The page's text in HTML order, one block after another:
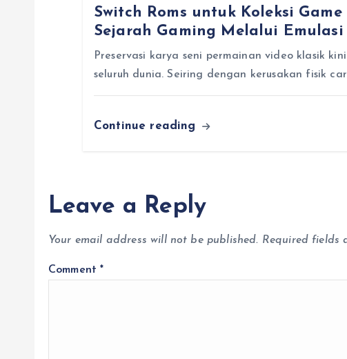
Switch Roms untuk Koleksi
Sejarah Gaming Melalui Emulasi
Preservasi karya seni permainan video klasik
seluruh dunia. Seiring dengan kerusakan fisik
Continue reading
Leave a Reply
Your email address will not be published. Required fields
Comment*